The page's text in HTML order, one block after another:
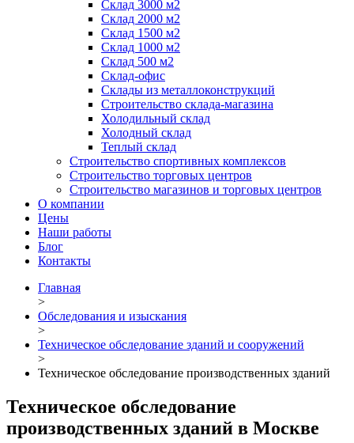
Склад 3000 м2
Склад 2000 м2
Склад 1500 м2
Склад 1000 м2
Склад 500 м2
Склад-офис
Склады из металлоконструкций
Строительство склада-магазина
Холодильный склад
Холодный склад
Теплый склад
Строительство спортивных комплексов
Строительство торговых центров
Строительство магазинов и торговых центров
О компании
Цены
Наши работы
Блог
Контакты
Главная
>
Обследования и изыскания
>
Техническое обследование зданий и сооружений
>
Техническое обследование производственных зданий
Техническое обследование
производственных зданий в Москве